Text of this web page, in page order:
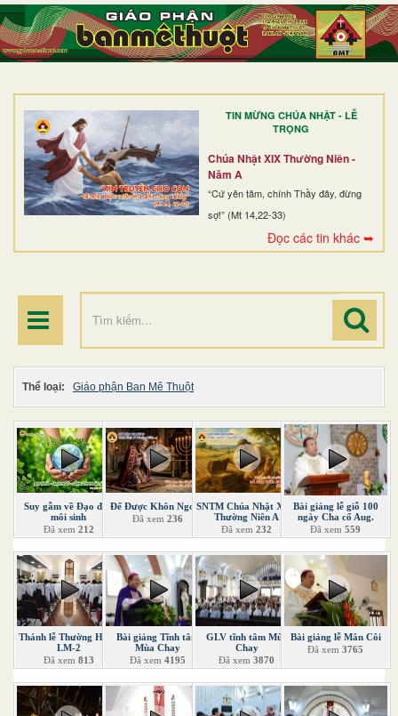
TIN MỪNG CHÚA NHẬT - LỄ
TRỌNG
Chúa Nhật XIX Thường Niên -
Năm A
“Cứ yên tâm, chính Thầy đây, đừng
sợ!” (Mt 14,22-33)
Đọc các tin khác ➥
TRANG NHẤT
GIỚI THIỆU
DÒNG TU
BAN MỤC VỤ
ĐOÀN THỂ CG
Thể loại: Giáo phận Ban Mê Thuột
Suy gẫm về Đạo đức
môi sinh
Đã xem 212
Để Được Khôn Ngoan
Đã xem 236
SNTM Chúa Nhật XVII
Thường Niên A
Đã xem232
Bài giảng lễ giỗ 100
ngày Cha cố Aug.
Đã xem559
Thánh lễ Thường Huấn
LM-2
Đã xem 813
Bài giảng Tĩnh tâm
Mùa Chay
Đã xem 4195
GLV tĩnh tâm Mùa
Chay
Đã xem3870
Bài giảng lễ Mân Côi
Đã xem3765